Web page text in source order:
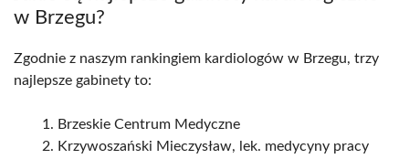
w Brzegu?
Zgodnie z naszym rankingiem kardiologów w Brzegu, trzy
najlepsze gabinety to:
Brzeskie Centrum Medyczne
Krzywoszański Mieczysław, lek. medycyny pracy